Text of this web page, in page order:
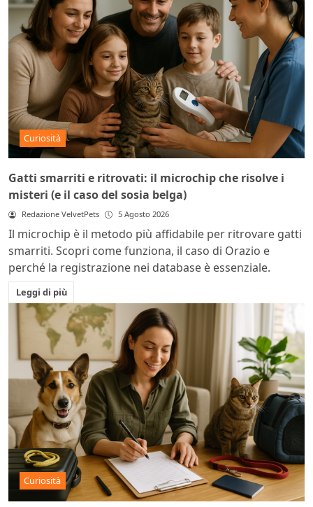
Curiosità
Gatti smarriti e ritrovati: il microchip che risolve i
misteri (e il caso del sosia belga)
Redazione VelvetPets 5 Agosto 2026
Il microchip è il metodo più affidabile per ritrovare gatti
smarriti. Scopri come funziona, il caso di Orazio e
perché la registrazione nei database è essenziale.
Leggi di più
Curiosità